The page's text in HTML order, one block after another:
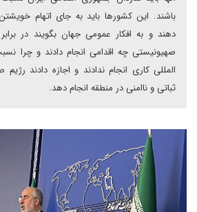
باشند. این کشورها باید به جای اتهام
دهند و به افکار عمومی جهان بگویند در
صهیونیستی چه اقدامی انجام دادند و چرا
المللی کاری انجام ندادند و اجازه دادند
ثباتی و ناامنی در منطقه انجام دهد.